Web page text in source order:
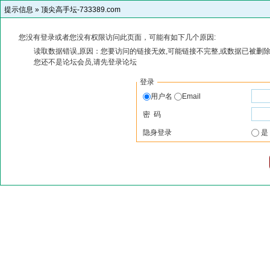
提示信息 » 顶尖高手坛-733389.com
您没有登录或者您没有权限访问此页面，可能有如下几个原因:
读取数据错误,原因：您要访问的链接无效,可能链接不完整,或数据已被删
您还不是论坛会员,请先登录论坛
登录
用户名
Email
密 码
隐身登录